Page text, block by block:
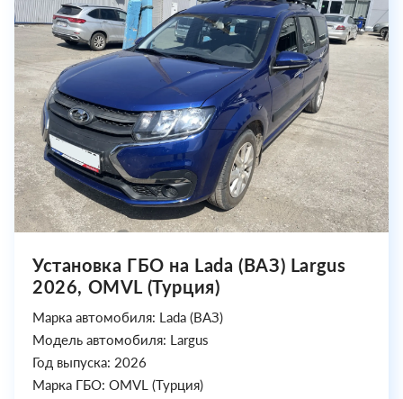
Установка ГБО на Lada (ВАЗ) Largus
2026, OMVL (Турция)
Марка автомобиля: Lada (ВАЗ)
Модель автомобиля: Largus
Год выпуска: 2026
Марка ГБО: OMVL (Турция)